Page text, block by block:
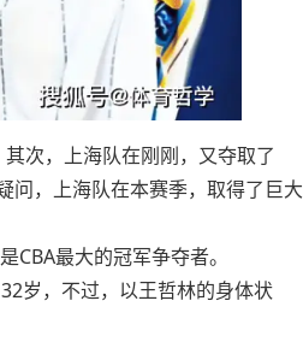
次，上海队在刚刚，又夺取了
问，上海队在本赛季，取得了巨大
最大的冠军争夺者。
岁，不过，以王哲林的身体状